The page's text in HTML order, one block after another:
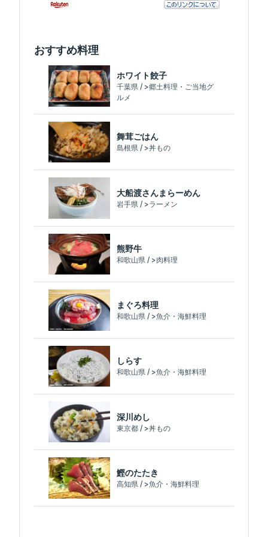
おすすめ料理
ホワイト餃子
千葉県 / >郷土料理・ご当地グ
ルメ
舞茸ごはん
島根県 / >丼もの
大船渡さんまらーめん
岩手県 / >ラーメン
熊野牛
和歌山県 / >肉料理
まぐろ料理
和歌山県 / >魚介・海鮮料理
しらす
和歌山県 / >魚介・海鮮料理
深川めし
東京都 / >丼もの
鰹のたたき
高知県 / >魚介・海鮮料理